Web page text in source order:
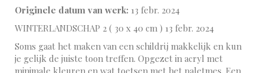
Originele datum van werk: 13 febr. 2024
WINTERLANDSCHAP 2 ( 30 x 40 cm ) 13 febr. 2024
Soms gaat het maken van een schildrij makkelijk en kun
je gelijk de juiste toon treffen. Opgezet in acryl met
minimale kleuren en wat toetsen met het paletmes. Een